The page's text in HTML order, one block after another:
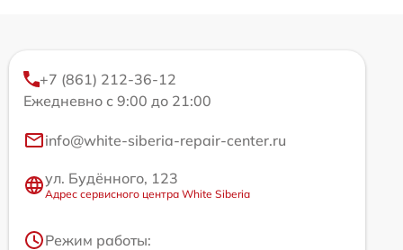
+7 (861) 212-36-12
Ежедневно с 9:00 до 21:00
info@white-siberia-repair-center.ru
ул. Будённого, 123
Адрес сервисного центра White Siberia
Режим работы: